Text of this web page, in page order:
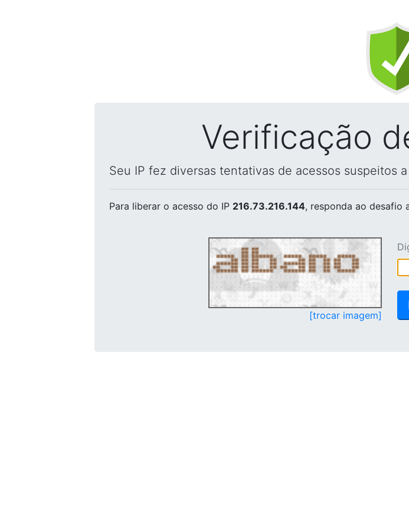
Verificação
Seu IP fez diversas tentativas de acessos suspeitos
Para liberar o acesso do IP 216.73.216.144, responda ao desafio
[trocar imagem]